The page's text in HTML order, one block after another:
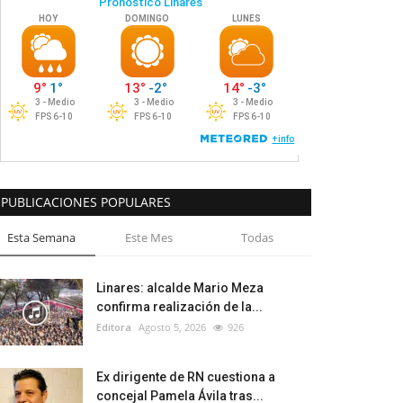
PUBLICACIONES POPULARES
Esta Semana Este Mes Todas
Linares: alcalde Mario Meza
confirma realización de la...
Editora Agosto 5, 2026 926
Ex dirigente de RN cuestiona a
concejal Pamela Ávila tras...